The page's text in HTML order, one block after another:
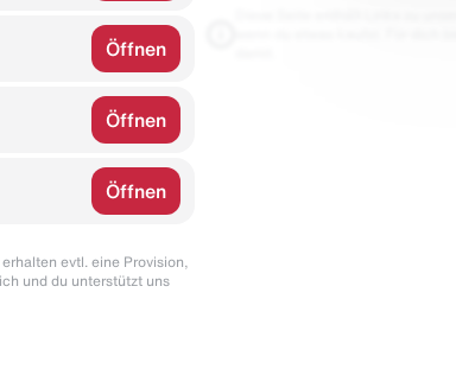
Öffnen
Öffnen
Öffnen
evtl. eine Provision,
und du unterstützt uns